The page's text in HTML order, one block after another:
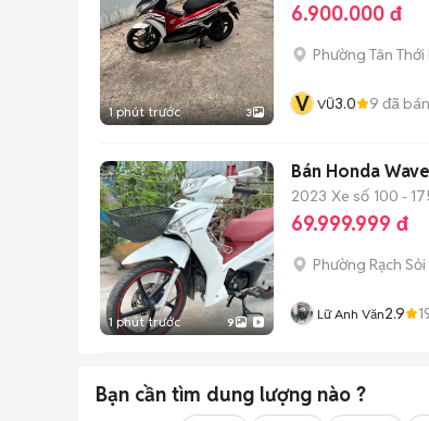
1 phút trước 3
6.900.000 đ
Phường Tân Thới
V VŨ3.0 9 đã bán
1 phút trước 9
Bán Honda
2023 Xe số 100 -
69.999.999 đ
Phường Rạch Sỏi
Lữ Anh Văn2.9
Bạn cần tìm dung lượng nào ?